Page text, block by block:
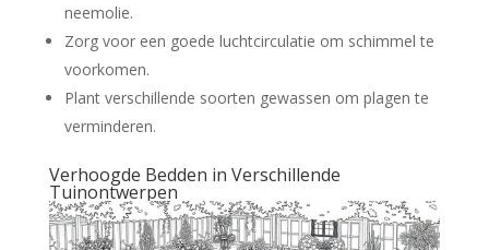
neemolie.
Zorg voor een goede luchtcirculatie om schimmel te
voorkomen.
Plant verschillende soorten gewassen om plagen te
verminderen.
Verhoogde Bedden in Verschillende
Tuinontwerpen